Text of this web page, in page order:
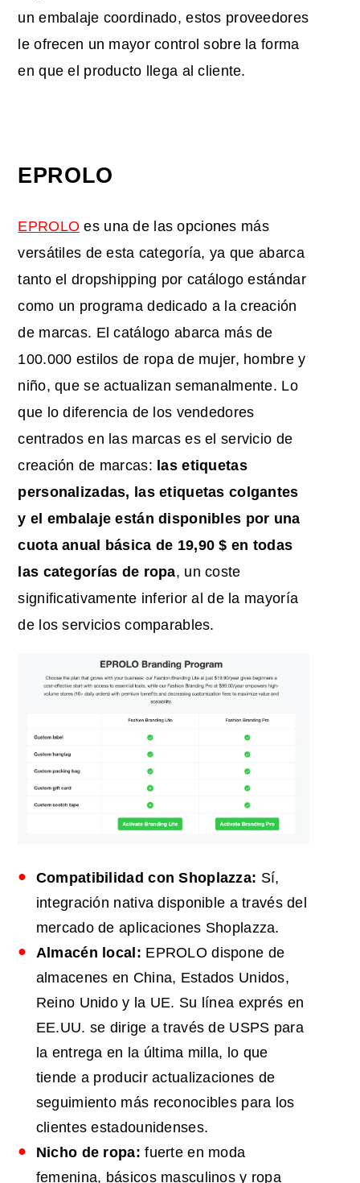
un embalaje coordinado, estos proveedores
le ofrecen un mayor control sobre la forma
en que el producto llega al cliente.
EPROLO
EPROLO es una de las opciones más
versátiles de esta categoría, ya que abarca
tanto el dropshipping por catálogo estándar
como un programa dedicado a la creación
de marcas. El catálogo abarca más de
100.000 estilos de ropa de mujer, hombre y
niño, que se actualizan semanalmente. Lo
que lo diferencia de los vendedores
centrados en las marcas es el servicio de
creación de marcas: las etiquetas
personalizadas, las etiquetas colgantes
y el embalaje están disponibles por una
cuota anual básica de 19,90 $ en todas
las categorías de ropa, un coste
significativamente inferior al de la mayoría
de los servicios comparables.
Compatibilidad con Shoplazza: Sí,
integración nativa disponible a través del
mercado de aplicaciones Shoplazza.
Almacén local: EPROLO dispone de
almacenes en China, Estados Unidos,
Reino Unido y la UE. Su línea exprés en
EE.UU. se dirige a través de USPS para
la entrega en la última milla, lo que
tiende a producir actualizaciones de
seguimiento más reconocibles para los
clientes estadounidenses.
Nicho de ropa: fuerte en moda
femenina, básicos masculinos y ropa